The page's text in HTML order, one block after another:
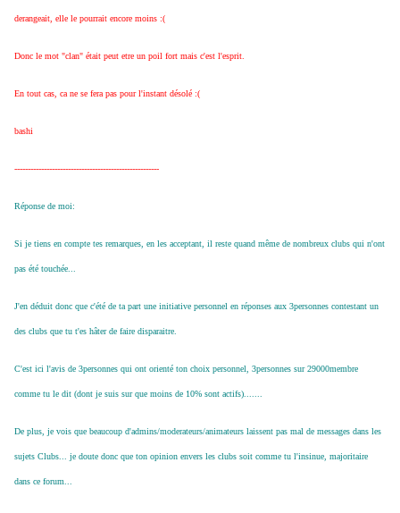
derangeait, elle le pourrait encore moins :(
Donc le mot "clan" était peut etre un poil fort mais c'est l'esprit.
En tout cas, ca ne se fera pas pour l'instant désolé :(
bashi
------------------------------------------------------
Réponse de moi:
Si je tiens en compte tes remarques, en les acceptant, il reste quand même de nombreux clubs qui n'ont
pas été touchée...
J'en déduit donc que c'été de ta part une initiative personnel en réponses aux 3personnes contestant un
des clubs que tu t'es hâter de faire disparaitre.
C'est ici l'avis de 3personnes qui ont orienté ton choix personnel, 3personnes sur 29000membre
comme tu le dit (dont je suis sur que moins de 10% sont actifs).......
De plus, je vois que beaucoup d'admins/moderateurs/animateurs laissent pas mal de messages dans les
sujets Clubs... je doute donc que ton opinion envers les clubs soit comme tu l'insinue, majoritaire
dans ce forum...